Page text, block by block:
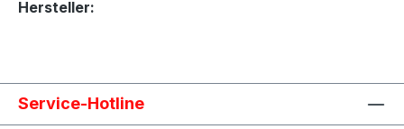
Hersteller:
Service-Hotline